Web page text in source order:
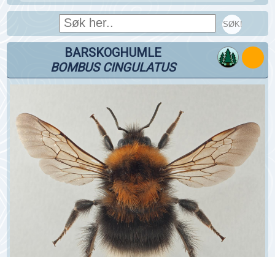
SØK!
BARSKOGHUMLE
BOMBUS CINGULATUS